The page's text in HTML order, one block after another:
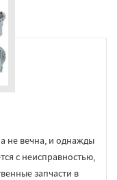
не вечна, и однажды
с неисправностью,
запчасти в